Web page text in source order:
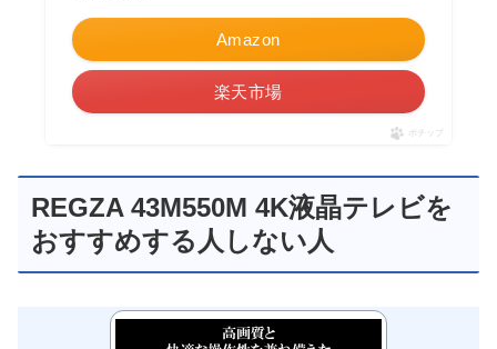
Amazon
楽天市場
ポチップ
REGZA 43M550M 4K液晶テレビを
おすすめする人しない人